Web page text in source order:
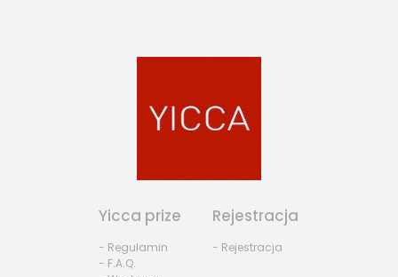
Yicca prize
- Regulamin
- F.A.Q.
Rejestracja
- Rejestracja